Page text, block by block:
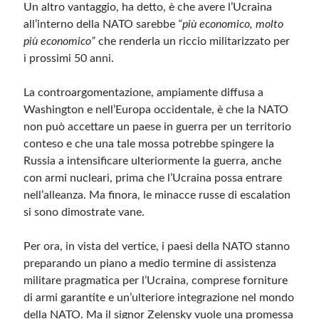
Un altro vantaggio, ha detto, è che avere l’Ucraina
all’interno della NATO sarebbe “più economico, molto
più economico”che renderla un riccio militarizzato per
i prossimi 50 anni.
La controargomentazione, ampiamente diffusa a
Washington e nell’Europa occidentale, è che la NATO
non può accettare un paese in guerra per un territorio
conteso e che una tale mossa potrebbe spingere la
Russia a intensificare ulteriormente la guerra, anche
con armi nucleari, prima che l’Ucraina possa entrare
nell’alleanza. Ma finora, le minacce russe di escalation
si sono dimostrate vane.
Per ora, in vista del vertice, i paesi della NATO stanno
preparando un piano a medio termine di assistenza
militare pragmatica per l’Ucraina, comprese forniture
di armi garantite e un’ulteriore integrazione nel mondo
della NATO. Ma il signor Zelensky vuole una promessa